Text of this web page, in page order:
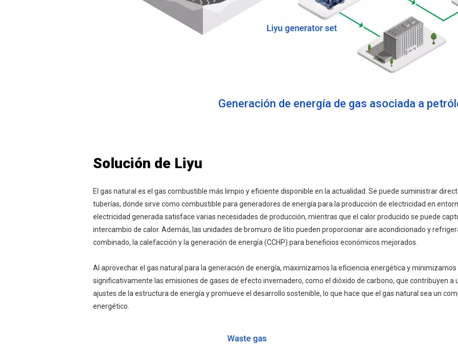
Generación de energía de gas asociada a
Solución de Liyu
El gas natural es el gas combustible más limpio y eficiente disponible en la actualidad. Se puede suministrar
tuberías, donde sirve como combustible para generadores de energía para la producción de electricidad en
electricidad generada satisface varias necesidades de producción, mientras que el calor producido se puede
intercambio de calor. Además, las unidades de bromuro de litio pueden proporcionar aire acondicionado y
combinado, la calefacción y la generación de energía (CCHP) para beneficios económicos mejorados.
Al aprovechar el gas natural para la generación de energía, maximizamos la eficiencia energética y
significativamente las emisiones de gases de efecto invernadero, como el dióxido de carbono, que contribuyen a
ajustes de la estructura de energía y promueve el desarrollo sostenible, lo que hace que el gas natural sea un
energético.